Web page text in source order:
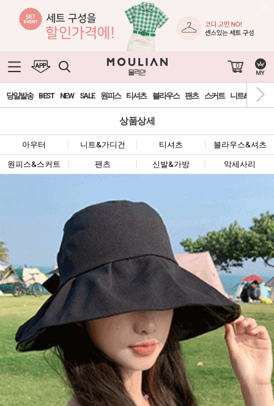
0
당일발송 BEST NEW SALE 원피스 티셔츠 블라우스 팬츠 스커트 니트&가디건
상품상세
아우터 니트&가디건 티셔츠 블라우스&셔츠
원피스&스커트 팬츠 신발&가방 악세사리